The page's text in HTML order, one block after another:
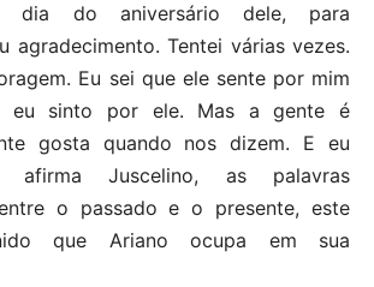
dia do aniversário dele, para
agradecimento. Tentei várias vezes.
Eu sei que ele sente por mim
eu sinto por ele. Mas a gente é
gosta quando nos dizem. E eu
afirma Juscelino, as palavras
o passado e o presente, este
que Ariano ocupa em sua